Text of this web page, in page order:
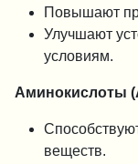
Повышают
Улучшают
условиям.
Аминокислоты
веществ.